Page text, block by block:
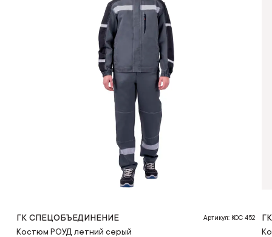
ГК СПЕЦОБЪЕДИНЕНИЕ Артикул: КОС 452
Костюм РОУД летний серый